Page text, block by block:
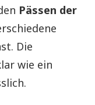
Pässen der
Die
wie ein